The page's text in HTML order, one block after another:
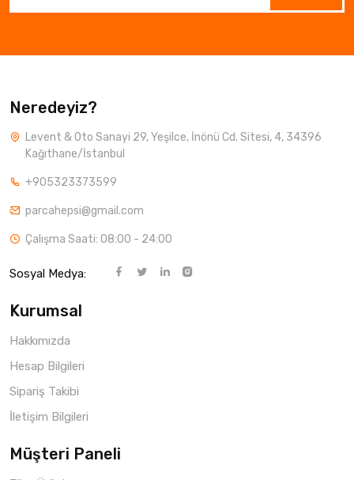
Neredeyiz?
Levent & Oto Sanayi 29, Yeşilce, İnönü Cd. Sitesi, 4, 34396
Kağıthane/İstanbul
+905323373599
parcahepsi@gmail.com
Çalışma Saati: 08:00 - 24:00
Sosyal Medya:
Kurumsal
Hakkımızda
Hesap Bilgileri
Sipariş Takibi
İletişim Bilgileri
Müşteri Paneli